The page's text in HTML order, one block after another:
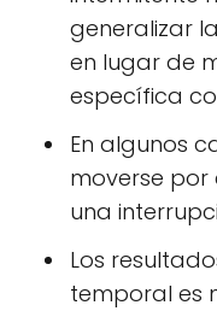
generalizar
en lugar de
específica
En algunos
moverse
una
Los
temporal es